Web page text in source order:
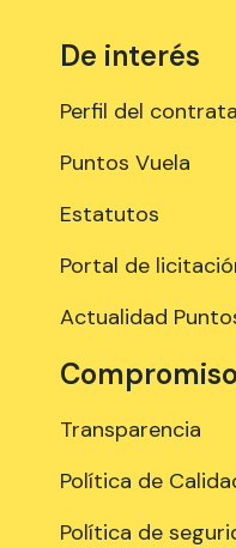
De interés
Perfil del
Puntos Vuela
Estatutos
Portal de
Actualidad
Transparencia
Política de
Política de